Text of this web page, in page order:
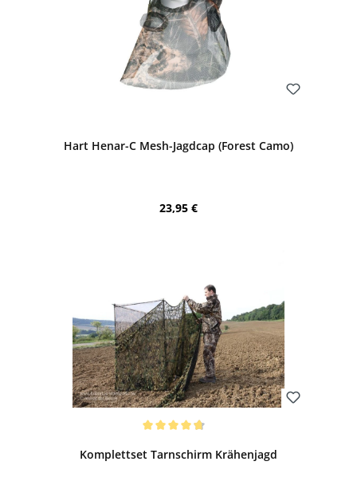
Hart Henar-C Mesh-Jagdcap (Forest Camo)
Regulärer Preis:
23,95 €
Komplettset Tarnschirm Krähenjagd